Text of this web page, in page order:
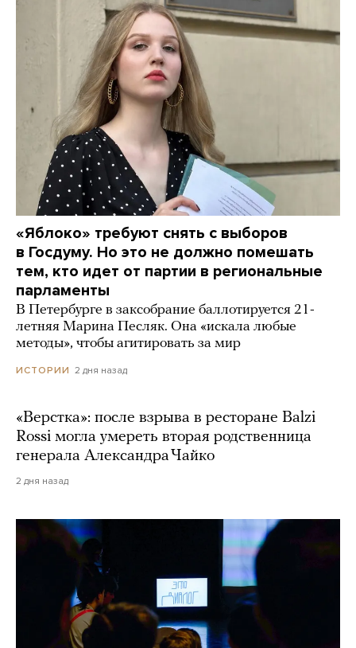
«Яблоко» требуют снять с выборов
в Госдуму. Но это не должно помешать
тем, кто идет от партии в региональные
парламенты
В Петербурге в заксобрание баллотируется 21-
летняя Марина Песляк. Она «искала любые
методы», чтобы агитировать за мир
ИСТОРИИ 2 дня назад
«Верстка»: после взрыва в ресторане Balzi
Rossi могла умереть вторая родственница
генерала Александра Чайко
2 дня назад